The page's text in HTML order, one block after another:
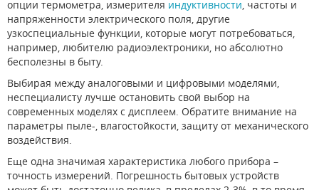
опции термометра, измерителя индуктивности , частоты и
напряженности электрического поля, другие
узкоспециальные функции, которые могут потребоваться,
например, любителю радиоэлектроники, но абсолютно
бесполезны в быту.
Выбирая между аналоговыми и цифровыми моделями,
неспециалисту лучше остановить свой выбор на
современных моделях с дисплеем. Обратите внимание на
параметры пыле-, влагостойкости, защиту от механического
воздействия.
Еще одна значимая характеристика любого прибора –
точность измерений. Погрешность бытовых устройств